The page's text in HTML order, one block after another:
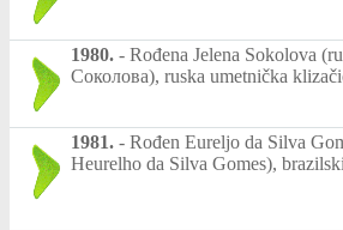
1980. - Rođena Jelena Sokolova
Соколова), ruska umetnička
1981. - Rođen Eureljo da Silva
Heurelho da Silva Gomes),